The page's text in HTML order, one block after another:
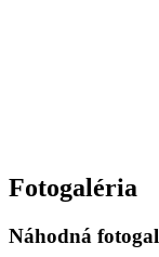
Fotogaléria
Náhodná